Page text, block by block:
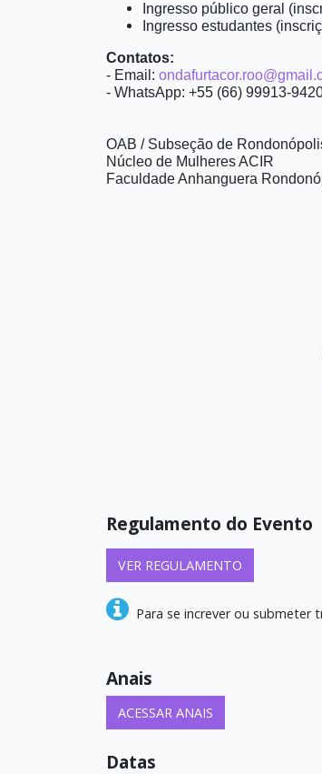
Ingresso público geral
Ingresso estudantes
Contatos:
- Email:
- WhatsApp: +55 (66) 99913-
OAB / Subseção de
Núcleo de Mulheres ACIR
Faculdade Anhanguera
Regulamento do Evento
VER REGULAMENTO
Para se increver ou submeter
Anais
ACESSAR ANAIS
Datas